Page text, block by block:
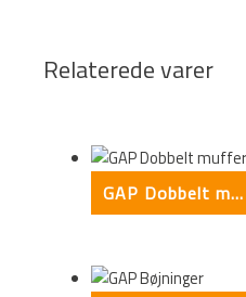
Relaterede varer
GAP Dobbelt muffer